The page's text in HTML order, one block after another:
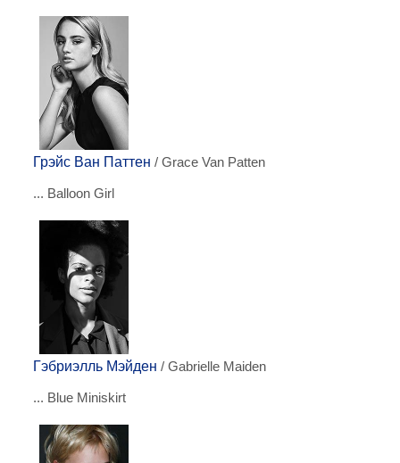
Грэйс Ван Паттен / Grace Van Patten
... Balloon Girl
Гэбриэлль Мэйден / Gabrielle Maiden
... Blue Miniskirt